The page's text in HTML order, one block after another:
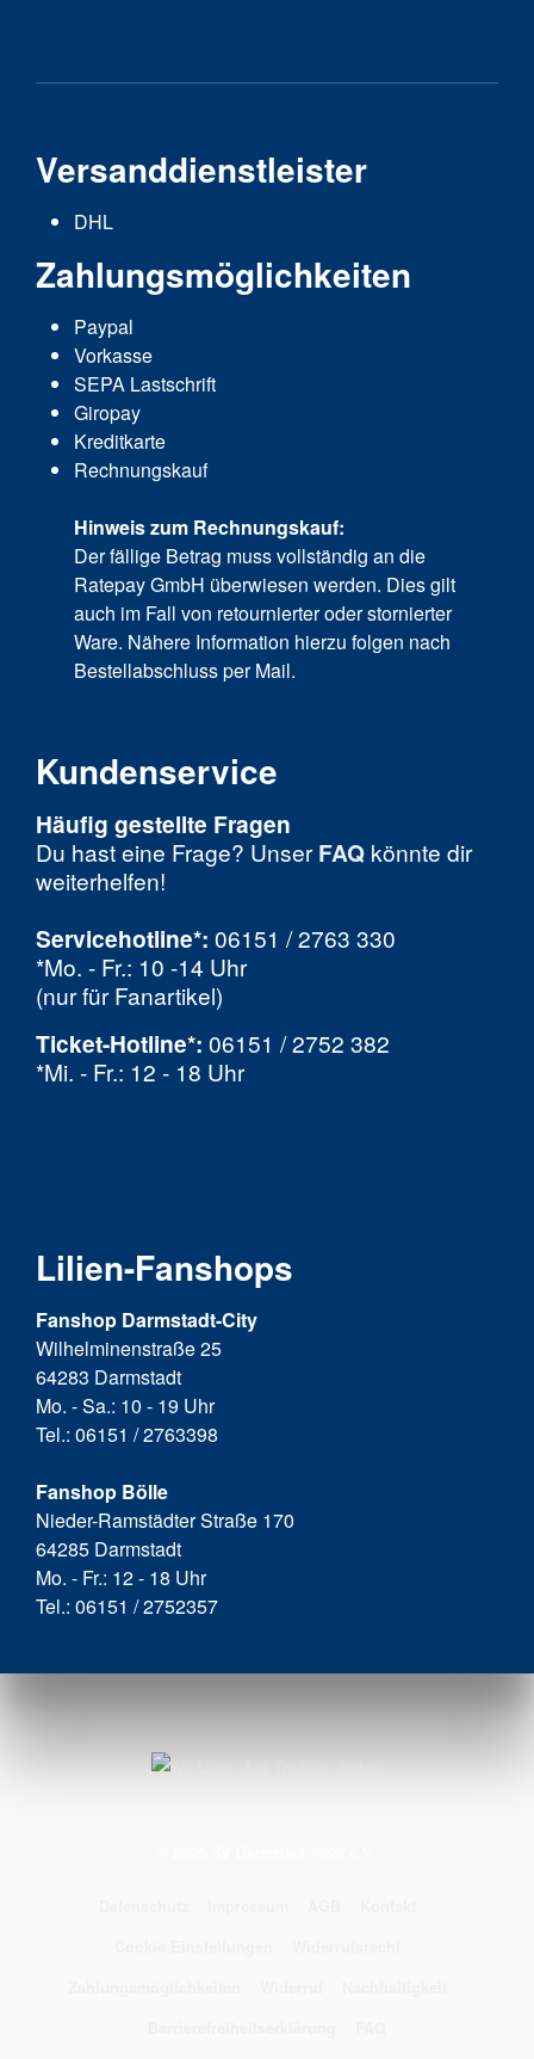
Versanddienstleister
DHL
Zahlungsmöglichkeiten
Paypal
Vorkasse
SEPA Lastschrift
Giropay
Kreditkarte
Rechnungskauf
Hinweis zum Rechnungskauf:
Der fällige Betrag muss vollständig an die
Ratepay GmbH überwiesen werden. Dies gilt
auch im Fall von retournierter oder stornierter
Ware. Nähere Information hierzu folgen nach
Bestellabschluss per Mail.
Kundenservice
Häufig gestellte Fragen
Du hast eine Frage? Unser FAQ könnte dir
weiterhelfen!
Servicehotline*: 06151 / 2763 330
*Mo. - Fr.: 10 -14 Uhr
(nur für Fanartikel)
Ticket-Hotline*: 06151 / 2752 382
*Mi. - Fr.: 12 - 18 Uhr
Lilien-Fanshops
Fanshop Darmstadt-City
Wilhelminenstraße 25
64283 Darmstadt
Mo. - Sa.: 10 - 19 Uhr
Tel.: 06151 / 2763398
Fanshop Bölle
Nieder-Ramstädter Straße 170
64285 Darmstadt
Mo. - Fr.: 12 - 18 Uhr
Tel.: 06151 / 2752357